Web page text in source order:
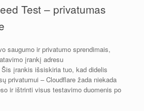
Test – privatumas
saugumo ir privatumo sprendimais,
įrankį adresu
įrankis išsiskiria tuo, kad didelis
privatumui – Cloudflare žada niekada
ir ištrinti visus testavimo duomenis po